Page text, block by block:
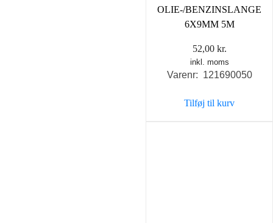
OLIE-/BENZINSLANGE
6X9MM 5M
52,00 kr.
inkl. moms
Varenr: 121690050
Tilføj til kurv